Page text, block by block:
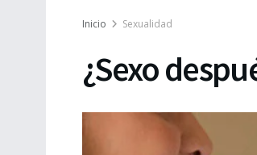
Inicio Sexualidad
¿Sexo